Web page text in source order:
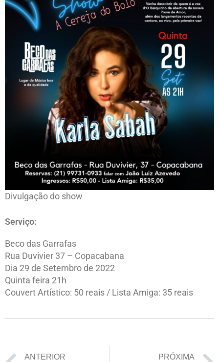
Divulgação do show
Serviço:
Beco das Garrafas
Rua Duvivier 37 – Copacabana
Dia 29 de Setembro de 2022
Quinta feira 21h
Couvert Artístico: 50 reais / Lista Amiga: 35 reais
ANTERIOR PRÓXIMA